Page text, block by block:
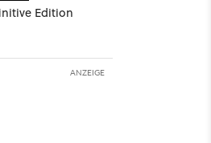
Edition
ANZEIGE